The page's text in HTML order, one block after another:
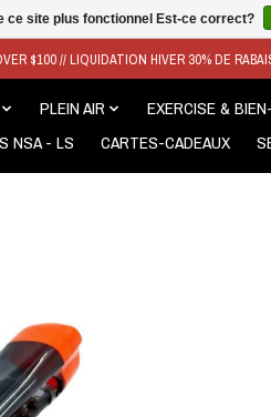
$100 // LIQUIDATION HIVER 30% DE
PLEIN AIR EXERCISE &
NSA - LS
CARTES-CADEAUX
ce site plus fonctionnel Est-ce correct?